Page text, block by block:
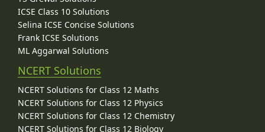
ICSE Class 10 Solutions
Selina ICSE Concise Solutions
Frank ICSE Solutions
ML Aggarwal Solutions
NCERT Solutions
NCERT Solutions for Class 12 Maths
NCERT Solutions for Class 12 Physics
NCERT Solutions for Class 12 Chemistry
NCERT Solutions for Class 12 Biology